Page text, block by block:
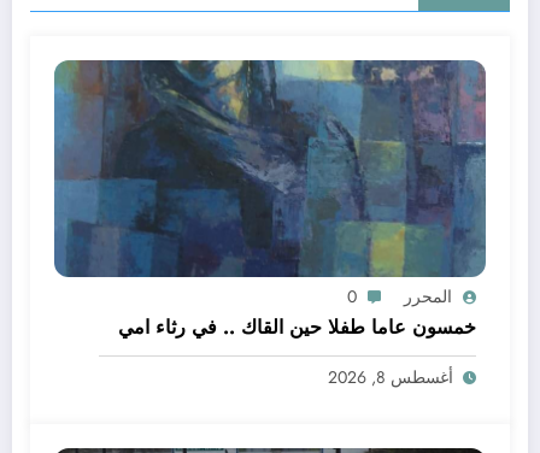
المحرر 0
خمسون عاما طفلا حين القاك .. في رثاء امي
أغسطس 8, 2026